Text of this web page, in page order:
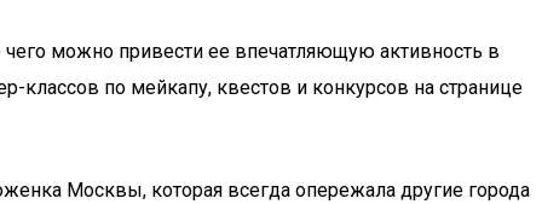
можно привести ее впечатляющую активность в
классов по мейкапу, квестов и конкурсов на странице
Москвы, которая всегда опережала другие города